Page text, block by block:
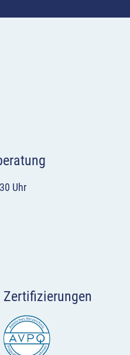
Uhr
Zertifizierungen